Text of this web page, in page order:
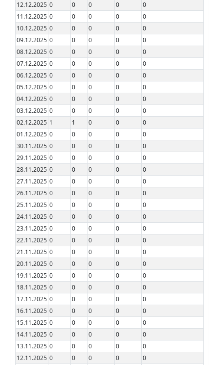
12.12.2025 0 0 0 0
0
11.12.2025 0 0 0 0
0
10.12.2025 0 0 0 0
0
09.12.2025 0 0 0 0
0
08.12.2025 0 0 0 0
0
07.12.2025 0 0 0 0
0
06.12.2025 0 0 0 0
0
05.12.2025 0 0 0 0
0
04.12.2025 0 0 0 0
0
03.12.2025 0 0 0 0
0
02.12.2025 1 1 0 0
0
01.12.2025 0 0 0 0
0
30.11.2025 0 0 0 0
0
29.11.2025 0 0 0 0
0
28.11.2025 0 0 0 0
0
27.11.2025 0 0 0 0
0
26.11.2025 0 0 0 0
0
25.11.2025 0 0 0 0
0
24.11.2025 0 0 0 0
0
23.11.2025 0 0 0 0
0
22.11.2025 0 0 0 0
0
21.11.2025 0 0 0 0
0
20.11.2025 0 0 0 0
0
19.11.2025 0 0 0 0
0
18.11.2025 0 0 0 0
0
17.11.2025 0 0 0 0
0
16.11.2025 0 0 0 0
0
15.11.2025 0 0 0 0
0
14.11.2025 0 0 0 0
0
13.11.2025 0 0 0 0
0
12.11.2025 0 0 0 0
0